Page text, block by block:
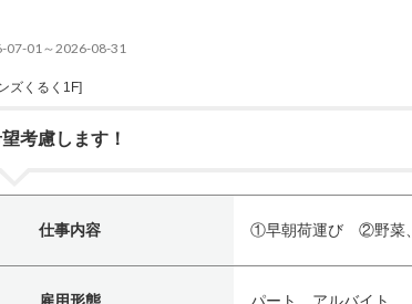
07-01～2026-08-31
ズくるく1F]
考慮します！
仕事内容 ①早朝荷運び ②野菜